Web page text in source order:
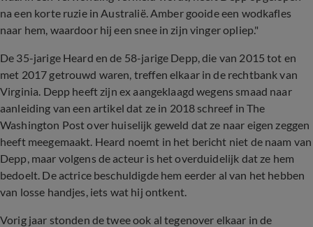
na een korte ruzie in Australië. Amber gooide een wodkafles
naar hem, waardoor hij een snee in zijn vinger opliep."
De 35-jarige Heard en de 58-jarige Depp, die van 2015 tot en
met 2017 getrouwd waren, treffen elkaar in de rechtbank van
Virginia. Depp heeft zijn ex aangeklaagd wegens smaad naar
aanleiding van een artikel dat ze in 2018 schreef in The
Washington Post over huiselijk geweld dat ze naar eigen zeggen
heeft meegemaakt. Heard noemt in het bericht niet de naam van
Depp, maar volgens de acteur is het overduidelijk dat ze hem
bedoelt. De actrice beschuldigde hem eerder al van het hebben
van losse handjes, iets wat hij ontkent.
Vorig jaar stonden de twee ook al tegenover elkaar in de